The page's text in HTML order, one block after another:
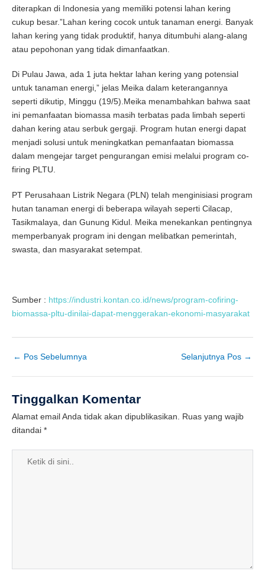
diterapkan di Indonesia yang memiliki potensi lahan kering
cukup besar.”Lahan kering cocok untuk tanaman energi. Banyak
lahan kering yang tidak produktif, hanya ditumbuhi alang-alang
atau pepohonan yang tidak dimanfaatkan.
Di Pulau Jawa, ada 1 juta hektar lahan kering yang potensial
untuk tanaman energi,” jelas Meika dalam keterangannya
seperti dikutip, Minggu (19/5).Meika menambahkan bahwa saat
ini pemanfaatan biomassa masih terbatas pada limbah seperti
dahan kering atau serbuk gergaji. Program hutan energi dapat
menjadi solusi untuk meningkatkan pemanfaatan biomassa
dalam mengejar target pengurangan emisi melalui program co-
firing PLTU.
PT Perusahaan Listrik Negara (PLN) telah menginisiasi program
hutan tanaman energi di beberapa wilayah seperti Cilacap,
Tasikmalaya, dan Gunung Kidul. Meika menekankan pentingnya
memperbanyak program ini dengan melibatkan pemerintah,
swasta, dan masyarakat setempat.
Sumber : https://industri.kontan.co.id/news/program-cofiring-
biomassa-pltu-dinilai-dapat-menggerakan-ekonomi-masyarakat
← Pos Sebelumnya Selanjutnya Pos →
Tinggalkan Komentar
Alamat email Anda tidak akan dipublikasikan.
Ruas yang wajib
ditandai *
Ketik